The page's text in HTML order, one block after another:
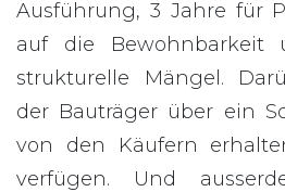
Ausführung, 3 Jahre für
auf die Bewohnbarkeit
strukturelle Mängel.
der Bauträger über ein
von den Käufern
verfügen. Und